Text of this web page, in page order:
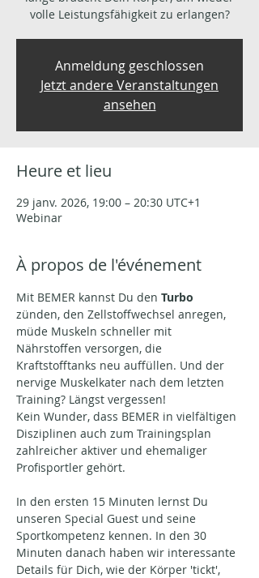
volle Leistungsfähigkeit zu erlangen?
Anmeldung geschlossen
Jetzt andere Veranstaltungen
ansehen
Heure et lieu
29 janv. 2026, 19:00 – 20:30 UTC+1
Webinar
À propos de l'événement
Mit BEMER kannst Du den Turbo
zünden, den Zellstoffwechsel anregen,
müde Muskeln schneller mit
Nährstoffen versorgen, die
Kraftstofftanks neu auffüllen. Und der
nervige Muskelkater nach dem letzten
Training? Längst vergessen!
Kein Wunder, dass BEMER in vielfältigen
Disziplinen auch zum Trainingsplan
zahlreicher aktiver und ehemaliger
Profisportler gehört.
In den ersten 15 Minuten lernst Du
unseren Special Guest und seine
Sportkompetenz kennen. In den 30
Minuten danach haben wir interessante
Details für Dich, wie der Körper 'tickt',